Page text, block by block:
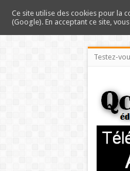
Testez-
Ce site utilise des cookies pour la
(Google). En acceptant ce site,